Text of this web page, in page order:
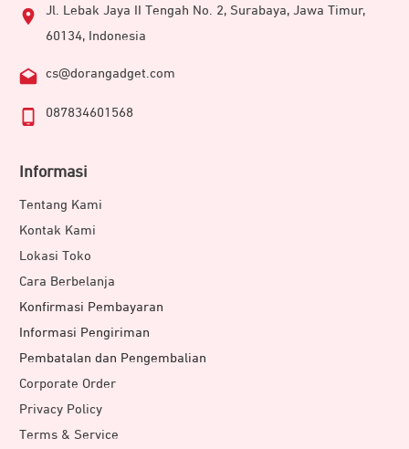
Tempered glass JETE Shield Pro dirancang presisi hingga
sudut permukaan layar sekalipun. Dengan mengikuti
Jl. Lebak Jaya II Tengah No. 2, Surabaya, Jawa Timur,
60134, Indonesia
cs@dorangadget.com
087834601568
Informasi
Tentang Kami
Kontak Kami
Lokasi Toko
Cara Berbelanja
Konfirmasi Pembayaran
Informasi Pengiriman
Pembatalan dan Pengembalian
Corporate Order
Privacy Policy
Terms & Service